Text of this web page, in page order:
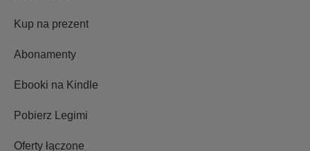
Kup na prezent
Abonamenty
Ebooki na Kindle
Pobierz Legimi
Oferty łączone